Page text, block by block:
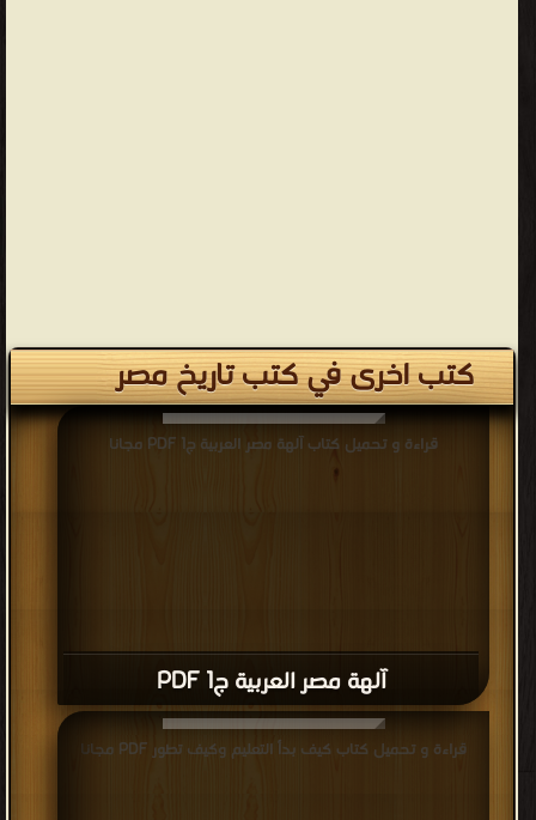
كتب اخرى في كتب تاريخ مصر
آلهة مصر العربية ج1 PDF
قراءة و تحميل كتاب آلهة مصر العربية ج1 PDF مجانا
قراءة و تحميل كتاب كيف بدأ التعليم وكيف تطور PDF مجانا